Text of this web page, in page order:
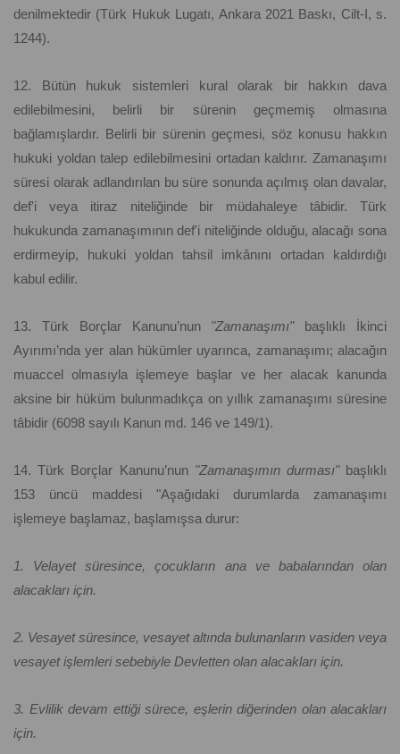
denilmektedir (Türk Hukuk Lugatı, Ankara 2021 Baskı, Cilt-I, s.
1244).
12. Bütün hukuk sistemleri kural olarak bir hakkın dava
edilebilmesini, belirli bir sürenin geçmemiş olmasına
bağlamışlardır. Belirli bir sürenin geçmesi, söz konusu hakkın
hukuki yoldan talep edilebilmesini ortadan kaldırır. Zamanaşımı
süresi olarak adlandırılan bu süre sonunda açılmış olan davalar,
def'i veya itiraz niteliğinde bir müdahaleye tâbidir. Türk
hukukunda zamanaşımının def'i niteliğinde olduğu, alacağı sona
erdirmeyip, hukuki yoldan tahsil imkânını ortadan kaldırdığı
kabul edilir.
13. Türk Borçlar Kanunu’nun "Zamanaşımı"başlıklı İkinci
Ayırımı’nda yer alan hükümler uyarınca, zamanaşımı; alacağın
muaccel olmasıyla işlemeye başlar ve her alacak kanunda
aksine bir hüküm bulunmadıkça on yıllık zamanaşımı süresine
tâbidir (6098 sayılı Kanun md. 146 ve 149/1).
14. Türk Borçlar Kanunu’nun "Zamanaşımın durması"başlıklı
153 üncü maddesi "Aşağıdaki durumlarda zamanaşımı
işlemeye başlamaz, başlamışsa durur:
1. Velayet süresince, çocukların ana ve babalarından olan
alacakları için.
2. Vesayet süresince, vesayet altında bulunanların vasiden veya
vesayet işlemleri sebebiyle Devletten olan alacakları için.
3. Evlilik devam ettiği sürece, eşlerin diğerinden olan alacakları
için.